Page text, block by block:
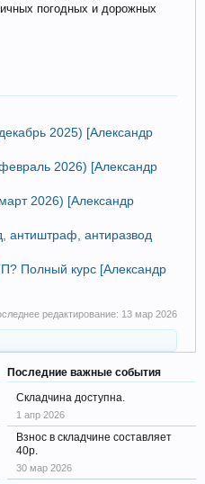
погодных и дорожных
2025) [Александр
2026) [Александр
2026) [Александр
антиштраф, антиразвод
Полный курс [Александр
редактирование: 13 мар 2026
Последние важные события
Складчина доступна.
1 апр 2026
Взнос в складчине составляет
40р.
30 мар 2026